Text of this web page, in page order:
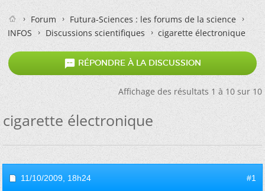
Forum
Futura-Sciences : les forums de la science
INFOS
Discussions scientifiques cigarette électronique
 RÉPONDRE À LA DISCUSSION
Affichage des résultats 1 à 10 sur 10
cigarette électronique
11/10/2009, 18h24 #1